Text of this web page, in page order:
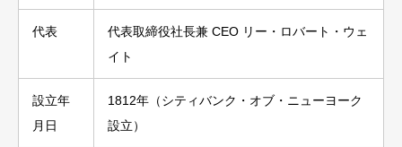
代表
代表取締役社長兼 CEO リー・ロバート・ウェ
イト
設立年
月日
1812年（シティバンク・オブ・ニューヨーク
設立）